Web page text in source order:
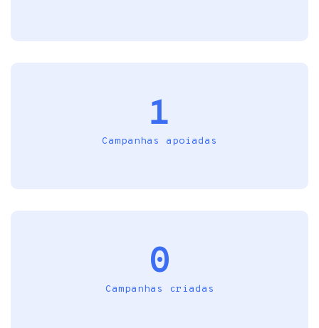
1
Campanhas apoiadas
0
Campanhas criadas